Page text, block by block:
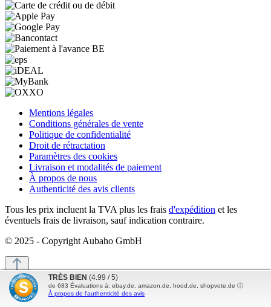
Mentions légales
Conditions générales de vente
Politique de confidentialité
Droit de rétractation
Paramètres des cookies
Livraison et modalités de paiement
À propos de nous
Authenticité des avis clients
Tous les prix incluent la TVA plus les frais d'expédition et les
éventuels frais de livraison, sauf indication contraire.
© 2025 - Copyright Aubaho GmbH
Funktionale
Actif
TRÈS BIEN (4.99 / 5)
de 683 Évaluations à: ebay.de, amazon.de, hood.de, shopvote.de ⓘ
À propos de l'authenticité des avis